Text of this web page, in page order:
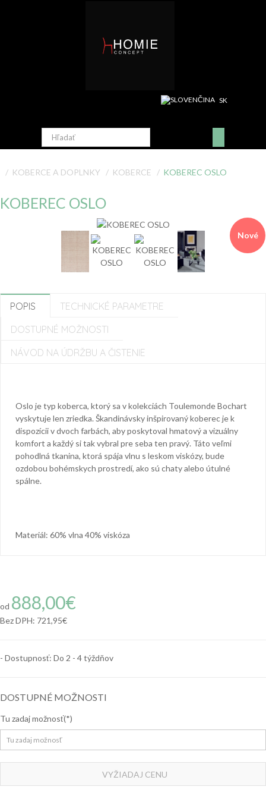
SK
KOBERCE A DOPLNKY KOBERCE KOBEREC OSLO
KOBEREC OSLO
Nové
POPIS
TECHNICKÉ PARAMETRE
DOSTUPNÉ MOŽNOSTI
NÁVOD NA ÚDRŽBU A ČISTENIE
Oslo je typ koberca, ktorý sa v kolekciách Toulemonde Bochart
vyskytuje len zriedka.Škandinávsky inšpirovaný koberec je k
dispozícii v dvoch farbách, aby poskytoval hmatový a vizuálny
komfort a každý si tak vybral pre seba ten pravý. Táto veľmi
pohodlná tkanina, ktorá spája vlnu s leskom viskózy, bude
ozdobou bohémskych prostredí, ako sú chaty alebo útulné
spálne.
Materiál: 60% vlna 40% viskóza
od 888,00€
Bez DPH: 721,95€
- Dostupnosť: Do 2 - 4 týždňov
DOSTUPNÉ MOŽNOSTI
Tu zadaj možnosť
VYŽIADAJ CENU
Homie Asistent